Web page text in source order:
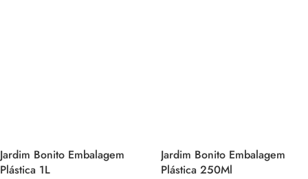
Jardim Bonito Embalagem
Plástica 1L
Jardim Bonito Embalagem
Plástica 250Ml